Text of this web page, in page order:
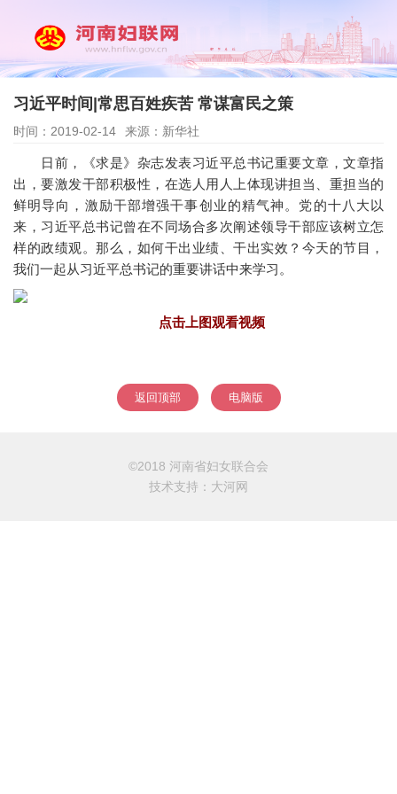
习近平时间|常思百姓疾苦 常谋富民之策
时间：2019-02-14 来源：新华社
日前，《求是》杂志发表习近平总书记重要文章，文章指
出，要激发干部积极性，在选人用人上体现讲担当、重担当的
鲜明导向，激励干部增强干事创业的精气神。党的十八大以
来，习近平总书记曾在不同场合多次阐述领导干部应该树立怎
样的政绩观。那么，如何干出业绩、干出实效？今天的节目，
我们一起从习近平总书记的重要讲话中来学习。
点击上图观看视频
返回顶部 电脑版
©2018 河南省妇女联合会
技术支持： 大河网